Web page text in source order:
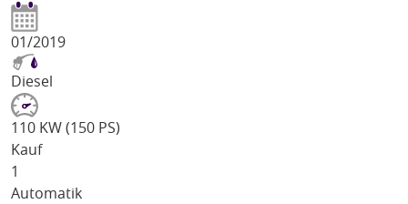
01/2019
Diesel
110 KW (150 PS)
Kauf
1
Automatik